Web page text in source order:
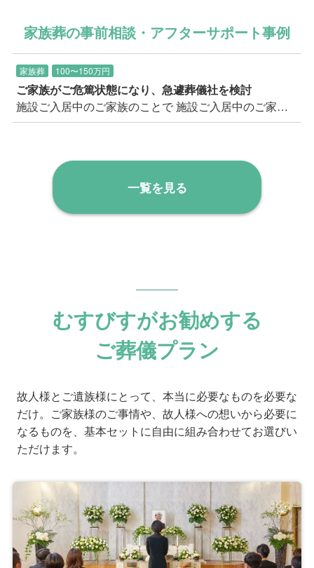
ないだろうか。私には気がかりでした。 「庭に
そこに座って2人で話した時は楽しかったなあ。
父はずっとご機嫌でね。何だかうれしそうでし
た」「やっと帰ってこられたんだから、家から
見送ってあげたい」 ご長男のお言葉の端々か
ら、お父様を想うお気持ちがあふれていまし
家族葬の事前相談・アフターサポート事例
家族葬 100〜150万円
ご家族がご危篤状態になり、急遽葬儀社を検討
施設ご入居中のご家族のことで 施設ご入居中のご家族が危篤状態となり、葬儀社を数社比較検討されている中、私たちむすびすへご相談のお電話をいただきました。 お急ぎのご様子であったため、すぐに状況をお伺いして事前のご相談を実施させていただきました。 事前に弊社公式サイトで良くお調べになっていたようで、ご葬儀を行いたい会館やお式のイメージなどをすでにお持ちであったため、 詳細にご要望をお伺いの上記録させていただきました。
一覧を見る
むすびすがお勧めする
ご葬儀プラン
故人様とご遺族様にとって、本当に必要なものを必要な
だけ。ご家族様のご事情や、故人様への想いから必要に
なるものを、基本セットに自由に組み合わせてお選びい
ただけます。